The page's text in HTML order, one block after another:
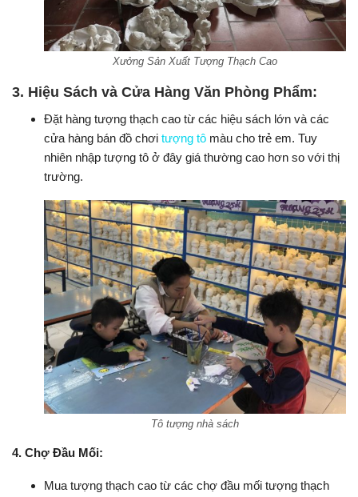
Xưởng Sản Xuất Tượng Thạch Cao
3. Hiệu Sách và Cửa Hàng Văn Phòng Phẩm:
Đặt hàng tượng thạch cao từ các hiệu sách lớn và các
cửa hàng bán đồ chơi tượng tô màu cho trẻ em. Tuy
nhiên nhập tượng tô ở đây giá thường cao hơn so với thị
trường.
Tô tượng nhà sách
4. Chợ Đầu Mối:
Mua tượng thạch cao từ các chợ đầu mối tượng thạch